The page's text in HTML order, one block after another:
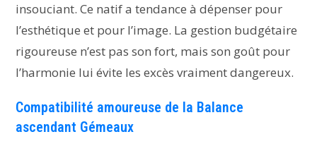
insouciant. Ce natif a tendance à dépenser pour
l’esthétique et pour l’image. La gestion budgétaire
rigoureuse n’est pas son fort, mais son goût pour
l’harmonie lui évite les excès vraiment dangereux.
Compatibilité amoureuse de la Balance
ascendant Gémeaux